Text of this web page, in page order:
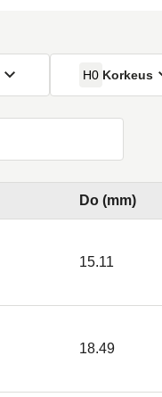
H0 Korkeus
Do (mm)
15.11
18.49